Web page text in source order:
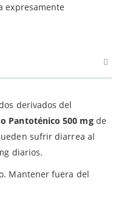
expresamente
derivados del
Pantoténico 500 mg de
sufrir diarrea al
diarios.
Mantener fuera del